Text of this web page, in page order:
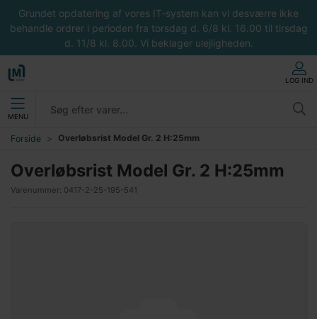
Grundet opdatering af vores IT-system kan vi desværre ikke
behandle ordrer i perioden fra torsdag d. 6/8 kl. 16.00 til tirsdag
d. 11/8 kl. 8.00. Vi beklager ulejligheden.
LOG IND
MENU
Forside Overløbsrist Model Gr. 2 H:25mm
Overløbsrist Model Gr. 2 H:25mm
Varenummer: 0417-2-25-195-541